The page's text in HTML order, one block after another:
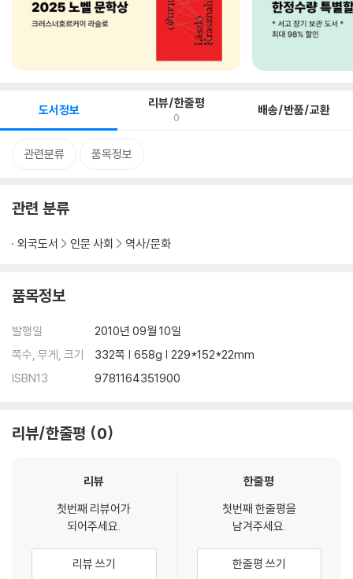
도서정보 리뷰/한줄평
0 배송/반품/교환
관련분류 품목정보
관련 분류
외국도서 인문 사회 역사/문화
품목정보
발행일
2010년 09월 10일
쪽수, 무게, 크기
332쪽 | 658g | 229*152*22mm
ISBN13
9781164351900
리뷰/한줄평 0
리뷰
첫번째 리뷰어가
되어주세요.
리뷰 쓰기
한줄평
첫번째 한줄평을
남겨주세요.
한줄평 쓰기